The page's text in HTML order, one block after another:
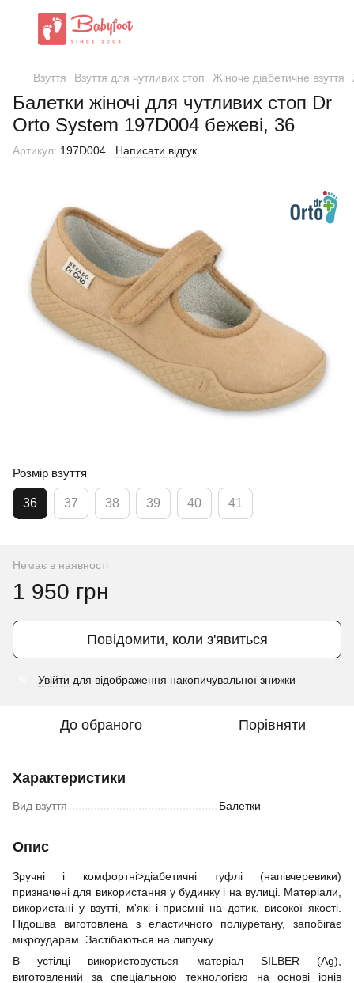
Взуття Взуття для чутливих стоп Жіноче діабетичне взуття
Балетки жіночі для чутливих стоп Dr
Orto System 197D004 бежеві, 36
Артикул: 197D004 Написати відгук
Розмір взуття
36 37 38 39 40 41
Немає в наявності
1 950 грн
Повідомити, коли з'явиться
Увійти для відображення накопичувальної знижки
До обраного Порівняти
Характеристики
Вид взуття Балетки
Опис
Зручні і комфортні>діабетичні туфлі (напівчеревики)
призначені для використання у будинку і на вулиці. Матеріали,
використані у взутті, м'які і приємні на дотик, високої якості.
Підошва виготовлена з еластичного поліуретану, запобігає
мікроударам. Застібаються на липучку.
В устілці використовується матеріал SILBER (Ag),
виготовлений за спеціальною технологією на основі іонів